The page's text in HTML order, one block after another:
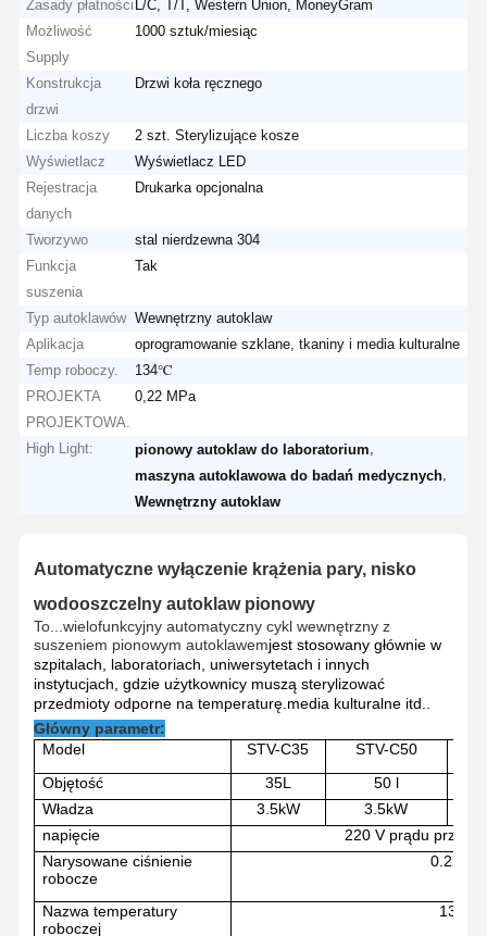
Zasady płatności L/C, T/T, Western Union, MoneyGram
Możliwość
Supply
1000 sztuk/miesiąc
Konstrukcja
drzwi
Drzwi koła ręcznego
Liczba koszy
2 szt. Sterylizujące kosze
Wyświetlacz
Wyświetlacz LED
Rejestracja
danych
Drukarka opcjonalna
Tworzywo
stal nierdzewna 304
Funkcja
suszenia
Tak
Typ autoklawów Wewnętrzny autoklaw
Aplikacja
oprogramowanie szklane, tkaniny i media kulturalne
Temp roboczy.
134℃
PROJEKTA
PROJEKTOWA.
0,22 MPa
High Light: pionowy autoklaw do laboratorium
maszyna autoklawowa do badań medycznych
Wewnętrzny autoklaw
Automatyczne wyłączenie krążenia pary, nisko
wodooszczelny autoklaw pionowy
To... wielofunkcyjny automatyczny cykl wewnętrzny z
suszeniem pionowym autoklawemjest stosowany głównie w
szpitalach, laboratoriach, uniwersytetach i innych
instytucjach, gdzie użytkownicy muszą sterylizować
przedmioty odporne na temperaturę.media kulturalne itd..
Główny parametr:
Model
STV-C35 STV-C50
Objętość
35L
50 l
Władza
3.5kW 3.5kW
napięcie
220 V prądu
Narysowane ciśnienie
robocze
Nazwa temperatury
roboczej
134